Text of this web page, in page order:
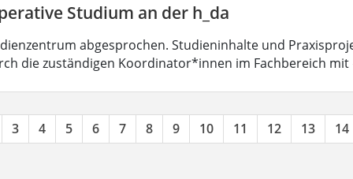
Studium an der h_da
abgesprochen. Studieninhalte und
die zuständigen Koordinator*innen im Fachbereich
3 4 5 6 7 8 9 10 11 12 13 14